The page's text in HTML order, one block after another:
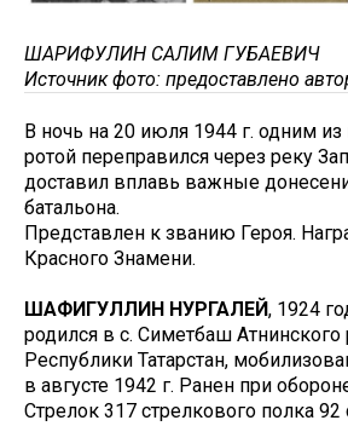
ШАРИФУЛИН САЛИМ ГУБАЕВИЧ
Источник фото: предоставлено
В ночь на 20 июля 1944 г. одним
ротой переправился через реку
доставил вплавь важные
батальона.
Представлен к званию Героя.
Красного Знамени.
ШАФИГУЛЛИН НУРГАЛЕЙ, 1924
родился в с. Симетбаш Атнинского
Республики Татарстан,
в августе 1942 г. Ранен при
Стрелок 317 стрелкового полка 92